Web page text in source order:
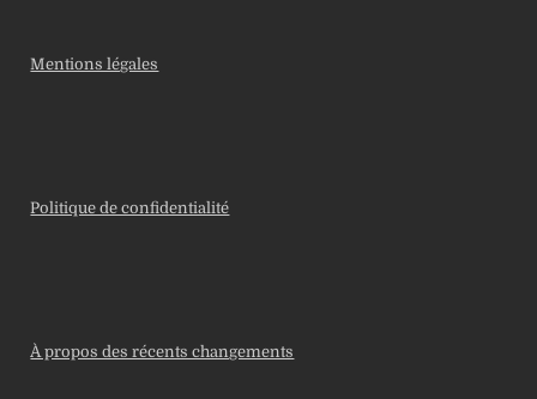
Mentions légales
Politique de confidentialité
À propos des récents changements